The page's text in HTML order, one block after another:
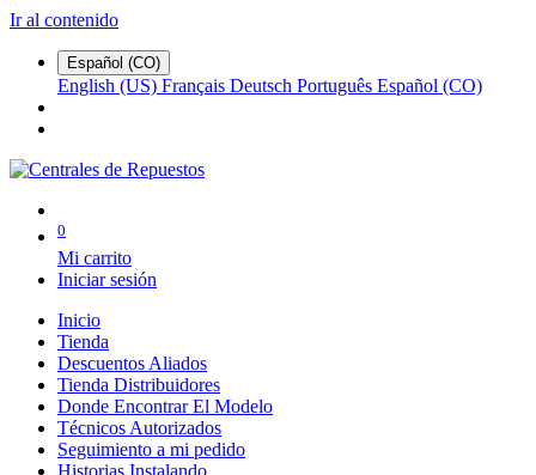
Ir al contenido
Español (CO)
English (US) Français Deutsch Português Español (CO)
0
Mi carrito
Iniciar sesión
Inicio
Tienda
Descuentos Aliados
Tienda Distribuidores
Donde Encontrar El Modelo
Técnicos Autorizados
Seguimiento a mi pedido